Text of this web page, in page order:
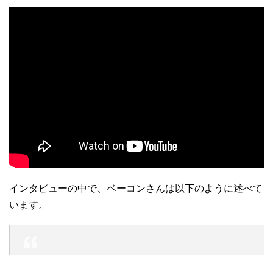
インタビューの中で、ベーコンさんは以下のように述べて
います。